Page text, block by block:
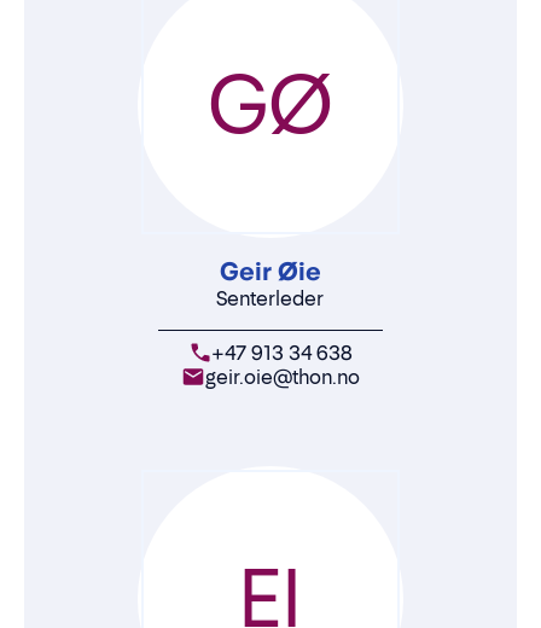
Geir Øie
Senterleder
+47 913 34 638
geir.oie@thon.no
GØ
EI